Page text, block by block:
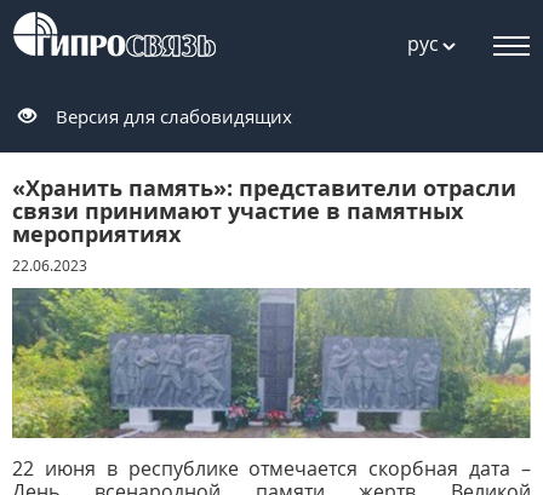
рус
Версия для слабовидящих
«Хранить память»: представители отрасли
связи принимают участие в памятных
мероприятиях
22.06.2023
22 июня в республике отмечается скорбная дата –